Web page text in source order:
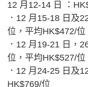
12 月12-14 日 ：
．12 月15-18 日及
位，平均HK$472/位
．12 月19-21 日，
位，平均HK$527/位
．12 月24-25 日及
HK$769/位